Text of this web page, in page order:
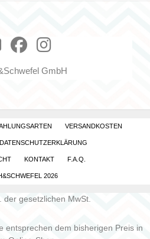
GmbH
VERSANDKOSTEN
DATENSCHUTZERKLÄRUNG
KONTAKT F.A.Q.
2026
der gesetzlichen MwSt.
entsprechen dem bisherigen Preis in